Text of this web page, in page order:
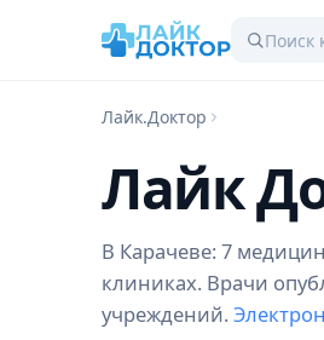
Лайк.Доктор
Лайк
В Карачеве: 7
клиниках. Врачи
учреждений.